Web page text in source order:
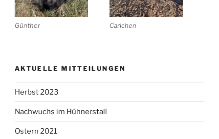
Günther Carlchen
AKTUELLE MITTEILUNGEN
Herbst 2023
Nachwuchs im Hühnerstall
Ostern 2021